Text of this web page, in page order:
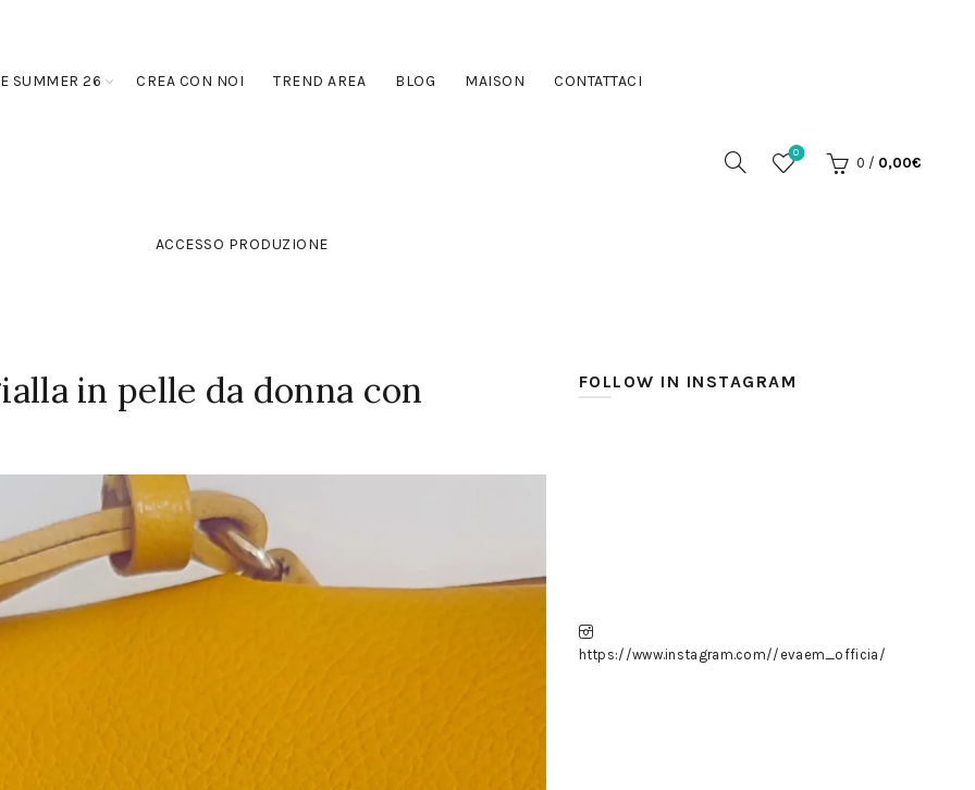
SUMMER 26 CREA CON NOI TREND AREA BLOG MAISON CONTATTACI
ACCESSO PRODUZIONE
0
0 / 0,00€
in pelle da donna con FOLLOW IN INSTAGRAM
https://www.instagram.com//evaem_officia/